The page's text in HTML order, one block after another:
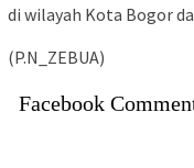
di wilayah Kota Bogor
(P.N_ZEBUA)
Facebook